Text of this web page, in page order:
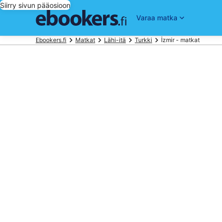
Siirry sivun pääosioon
Varaa matka
Ebookers.fi Matkat Lähi-itä Turkki İzmir - matkat